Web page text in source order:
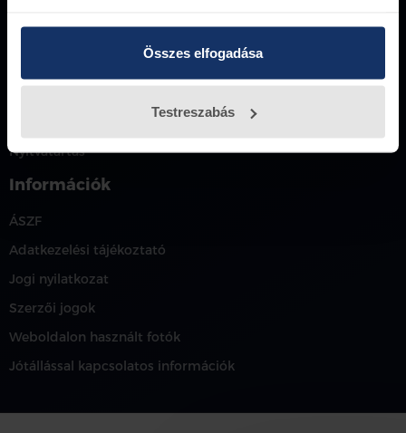
Összes elfogadása
Testreszabás
+36 1 281 8000
ulloiweb@petranyiauto.hu
Petrányi Autó
Nyitvatartás
Információk
ÁSZF
Adatkezelési tájékoztató
Jogi nyilatkozat
Szerzői jogok
Weboldalon használt fotók
Jótállással kapcsolatos információk